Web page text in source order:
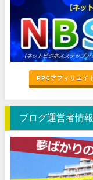
PPCアフィリエイ
ブログ運営者情報